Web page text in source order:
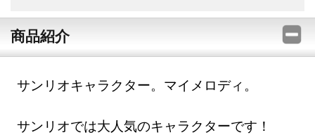
商品紹介
サンリオキャラクター。マイメロディ。
サンリオでは大人気のキャラクターです！